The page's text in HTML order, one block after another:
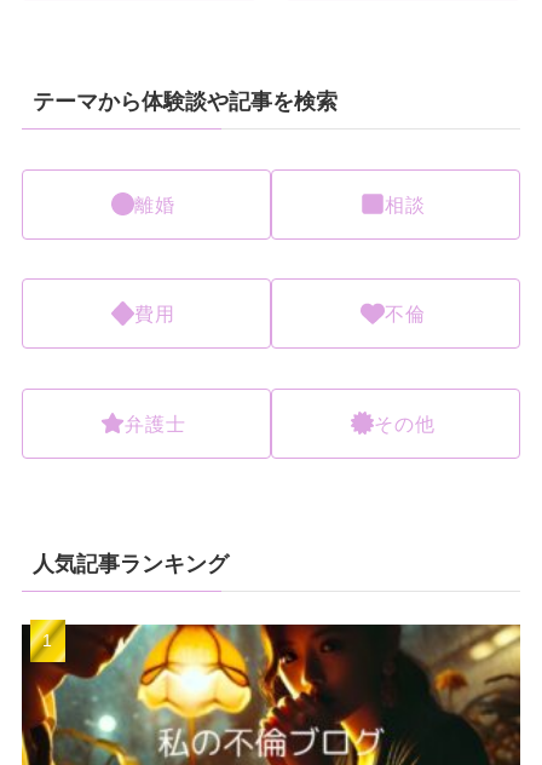
テーマから体験談や記事を検索
離婚 相談
費用 不倫
弁護士 その他
人気記事ランキング